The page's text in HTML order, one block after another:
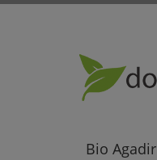
Bio Agadir